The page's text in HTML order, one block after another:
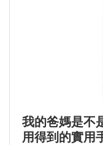
我的爸媽是不
用得到的實用